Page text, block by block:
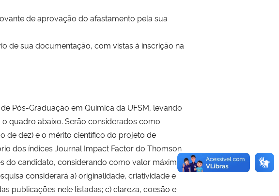
de aprovação do afastamento pela sua
de sua documentação, com vistas à inscrição na
Pós-Graduação em Química da UFSM, levando
quadro abaixo. Serão considerados como
de dez) e o mérito científico do projeto de
dos índices Journal Impact Factor do Thomson
do candidato, considerando como valor máximo
considerará a) originalidade, criatividade e
publicações nele listadas; c) clareza, coesão e